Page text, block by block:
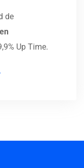
de
Up Time.